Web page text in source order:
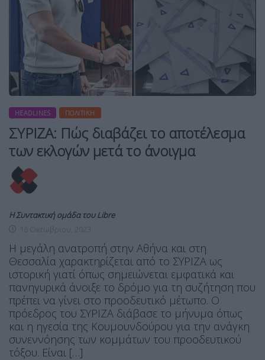
HEADLINES ΠΟΛΙΤΙΚΉ
ΣΥΡΙΖΑ: Πώς διαβάζει το αποτέλεσμα
των εκλογών μετά το άνοιγμα
Η Συντακτική ομάδα του Libre
16 Οκτωβρίου, 2023
Η μεγάλη ανατροπή στην Αθήνα και στη
Θεσσαλία χαρακτηρίζεται από το ΣΥΡΙΖΑ ως
ιστορική γιατί όπως σημειώνεται εμφατικά και
πανηγυρικά άνοιξε το δρόμο για τη συζήτηση που
πρέπει να γίνει στο προοδευτικό μέτωπο. Ο
πρόεδρος του ΣΥΡΙΖΑ διάβασε το μήνυμα όπως
και η ηγεσία της Κουμουνδούρου για την ανάγκη
συνεννόησης των κομμάτων του προοδευτικού
τόξου. Είναι […]